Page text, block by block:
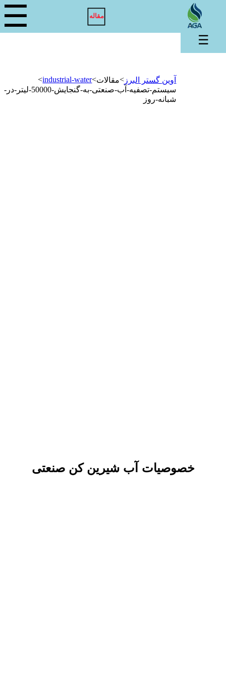
مقاله ☰
خصوصیات آب شیرین کن صنعتی
آوین گستر البرز >مقالات>
industrial-water
>
سیستم-تصفیه-آب-صنعتی-به-گنجایش-50000-لیتر-در-
شبانه-روز
☰